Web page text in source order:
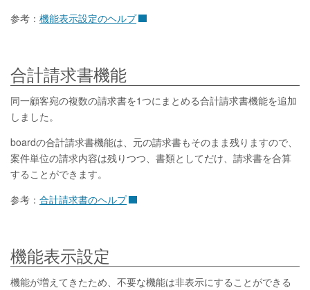
参考： 機能表示設定のヘルプ
合計請求書機能
同一顧客宛の複数の請求書を1つにまとめる合計請求書機能を追加
しました。
boardの合計請求書機能は、元の請求書もそのまま残りますので、
案件単位の請求内容は残りつつ、書類としてだけ、請求書を合算
することができます。
参考： 合計請求書のヘルプ
機能表示設定
機能が増えてきたため、不要な機能は非表示にすることができる